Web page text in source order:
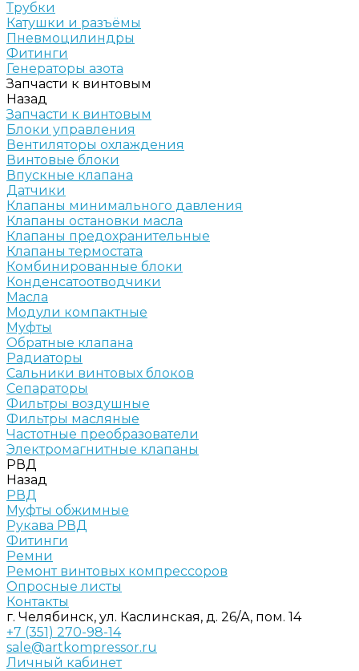
Трубки
Катушки и разъёмы
Пневмоцилиндры
Фитинги
Генераторы азота
Запчасти к винтовым
Назад
Запчасти к винтовым
Блоки управления
Вентиляторы охлаждения
Винтовые блоки
Впускные клапана
Датчики
Клапаны минимального давления
Клапаны остановки масла
Клапаны предохранительные
Клапаны термостата
Комбинированные блоки
Конденсатоотводчики
Масла
Модули компактные
Муфты
Обратные клапана
Радиаторы
Сальники винтовых блоков
Сепараторы
Фильтры воздушные
Фильтры масляные
Частотные преобразователи
Электромагнитные клапаны
РВД
Назад
РВД
Муфты обжимные
Рукава РВД
Фитинги
Ремни
Ремонт винтовых компрессоров
Опросные листы
Контакты
г. Челябинск, ул. Каслинская, д. 26/А, пом. 14
+7 (351) 270-98-14
sale@artkompressor.ru
Личный кабинет